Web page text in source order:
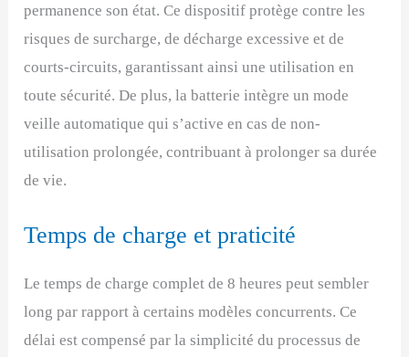
permanence son état. Ce dispositif protège contre les
risques de surcharge, de décharge excessive et de
courts-circuits, garantissant ainsi une utilisation en
toute sécurité. De plus, la batterie intègre un mode
veille automatique qui s’active en cas de non-
utilisation prolongée, contribuant à prolonger sa durée
de vie.
Temps de charge et praticité
Le temps de charge complet de 8 heures peut sembler
long par rapport à certains modèles concurrents. Ce
délai est compensé par la simplicité du processus de